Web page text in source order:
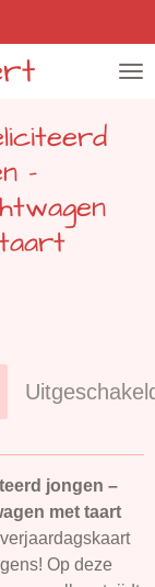
–
jongen –
met taart
Op deze